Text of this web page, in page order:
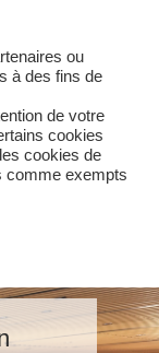
ou
à des fins de
de votre
cookies
cookies de
comme exempts